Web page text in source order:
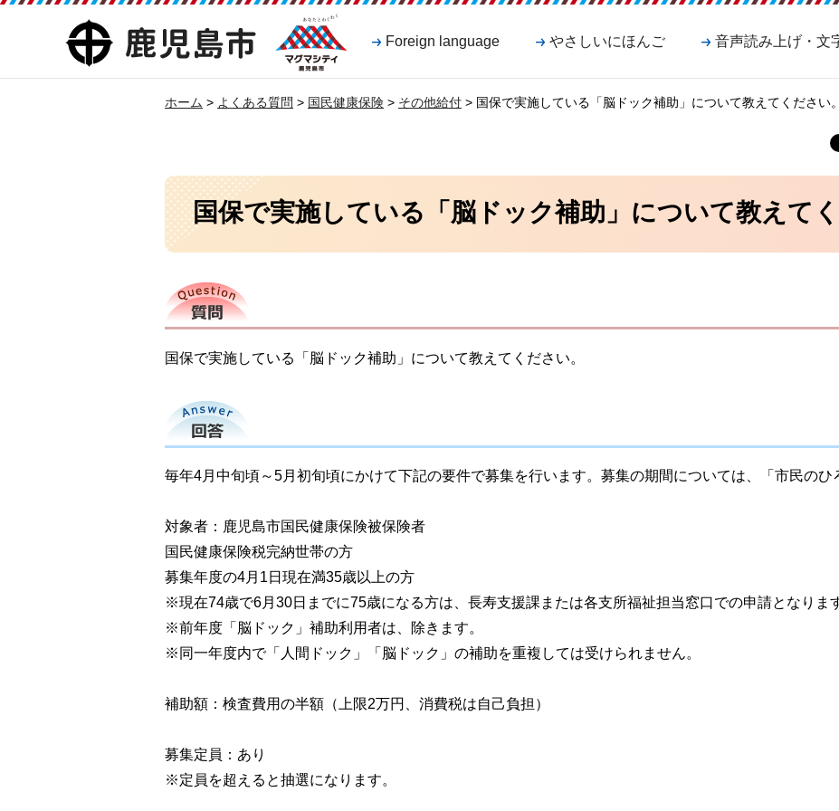
鹿児島市
マグマシティ
鹿児島市
Foreign language やさしいにほんご 音声読み上げ・文
ホーム > よくある質問 > 国民健康保険 > その他給付 > 国保で実施している「脳ドック補助」について教えてください。
国保で実施している「脳ドック補助」について教えてく
質問
国保で実施している「脳ドック補助」について教えてください。
回答
毎年4月中旬頃～5月初旬頃にかけて下記の要件で募集を行います。募集の期間については、「市民のひ
対象者：鹿児島市国民健康保険被保険者
国民健康保険税完納世帯の方
募集年度の4月1日現在満35歳以上の方
※現在74歳で6月30日までに75歳になる方は、長寿支援課または各支所福祉担当窓口での申請となりま
※前年度「脳ドック」補助利用者は、除きます。
※同一年度内で「人間ドック」「脳ドック」の補助を重複しては受けられません。
補助額：検査費用の半額（上限2万円、消費税は自己負担）
募集定員：あり
※定員を超えると抽選になります。